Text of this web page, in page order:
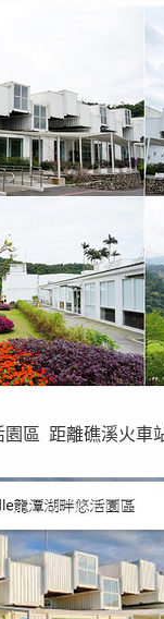
園區 距離礁溪火車